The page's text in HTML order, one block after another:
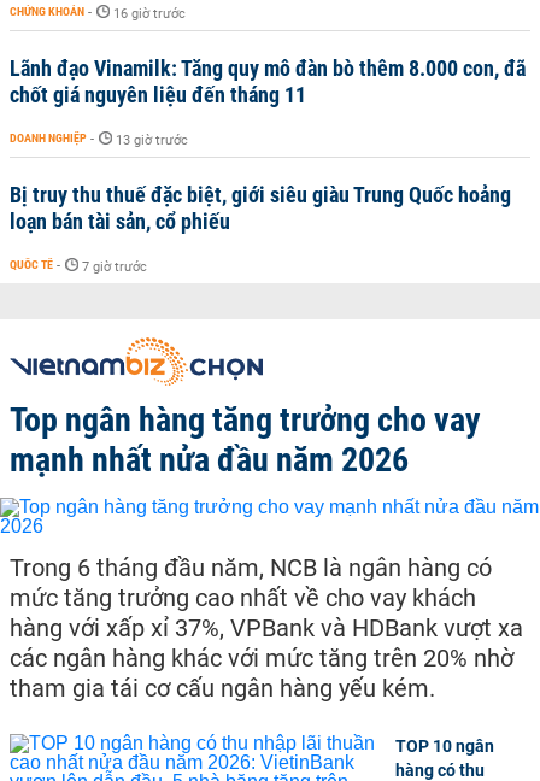
CHỨNG KHOÁN - 16 giờ trước
Lãnh đạo Vinamilk: Tăng quy mô đàn bò thêm 8.000 con, đã
chốt giá nguyên liệu đến tháng 11
DOANH NGHIỆP - 13 giờ trước
Bị truy thu thuế đặc biệt, giới siêu giàu Trung Quốc hoảng
loạn bán tài sản, cổ phiếu
QUỐC TẾ - 7 giờ trước
Top ngân hàng tăng trưởng cho vay
mạnh nhất nửa đầu năm 2026
Trong 6 tháng đầu năm, NCB là ngân hàng có
mức tăng trưởng cao nhất về cho vay khách
hàng với xấp xỉ 37%, VPBank và HDBank vượt xa
các ngân hàng khác với mức tăng trên 20% nhờ
tham gia tái cơ cấu ngân hàng yếu kém.
TOP 10 ngân
hàng có thu